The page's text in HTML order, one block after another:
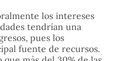
los intereses
tendrían una
pues los
fuente de recursos.